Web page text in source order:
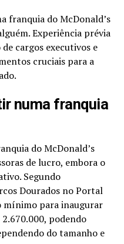
franquia do McDonald’s
Experiência prévia
cargos executivos e
cruciais para a
numa franquia
do McDonald’s
de lucro, embora o
Segundo
Dourados no Portal
mínimo para inaugurar
podendo
do tamanho e